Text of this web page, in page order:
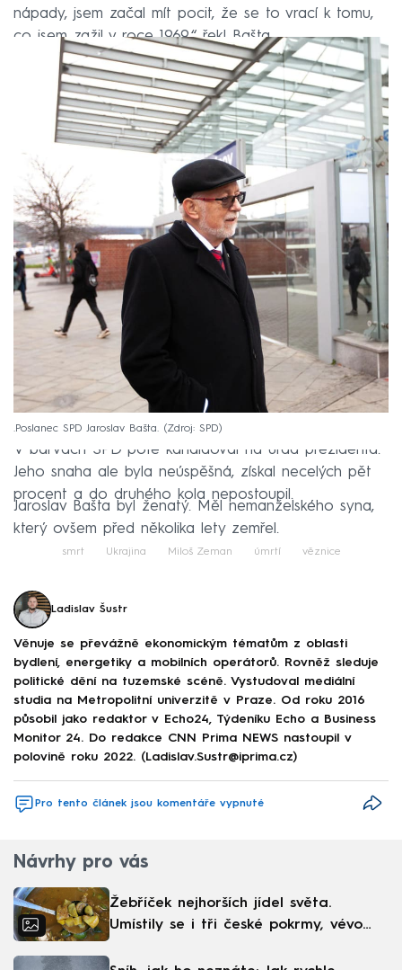
nápady, jsem začal mít pocit, že se to vrací k tomu,
co jsem zažil v roce 1969,“ řekl Bašta.
.Poslanec SPD Jaroslav Bašta. Zdroj: SPD
V barvách SPD poté kandidoval na úřad prezidenta.
Jeho snaha ale byla neúspěšná, získal necelých pět
procent a do druhého kola nepostoupil.
Jaroslav Bašta byl ženatý. Měl nemanželského syna,
který ovšem před několika lety zemřel.
smrt Ukrajina Miloš Zeman úmrtí věznice
Ladislav Šustr
Věnuje se převážně ekonomickým tématům z oblasti
bydlení, energetiky a mobilních operátorů. Rovněž sleduje
politické dění na tuzemské scéně. Vystudoval mediální
studia na Metropolitní univerzitě v Praze. Od roku 2016
působil jako redaktor v Echo24, Týdeníku Echo a Business
Monitor 24. Do redakce CNN Prima NEWS nastoupil v
polovině roku 2022. (Ladislav.Sustr@iprima.cz)
Pro tento článek jsou komentáře vypnuté
Návrhy pro vás
Žebříček nejhorších jídel světa.
Umístily se i tři české pokrmy, vévodí